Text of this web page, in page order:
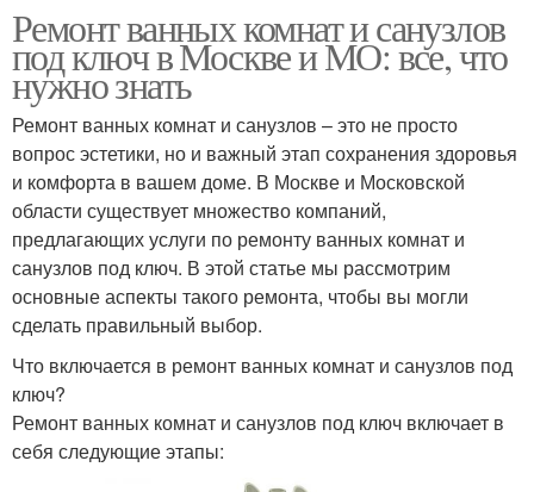
Ремонт ванных комнат и санузлов
под ключ в Москве и МО: все, что
нужно знать
Ремонт ванных комнат и санузлов – это не просто
вопрос эстетики, но и важный этап сохранения здоровья
и комфорта в вашем доме. В Москве и Московской
области существует множество компаний,
предлагающих услуги по ремонту ванных комнат и
санузлов под ключ. В этой статье мы рассмотрим
основные аспекты такого ремонта, чтобы вы могли
сделать правильный выбор.
Что включается в ремонт ванных комнат и санузлов под
ключ?
Ремонт ванных комнат и санузлов под ключ включает в
себя следующие этапы: